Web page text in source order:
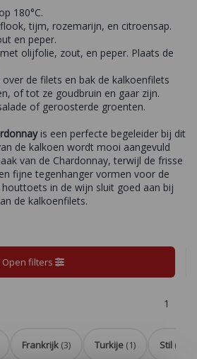
180°C.
tijm, rozemarijn, en citroensap.
en peper.
olijfolie, zout, en peper. Plaats de
de filets en bak de kalkoenfilets
of tot ze goudbruin en gaar zijn.
of geroosterde groenten.
is een perfecte begeleider bij dit
de kalkoen wordt mooi aangevuld
van de Chardonnay, terwijl de frisse
fijne tegenhanger vormen voor de
in de wijn sluit goed aan bij
de kalkoenfilets.
Open filters
1
Frankrijk (3) Turkije (1) Stil (4)